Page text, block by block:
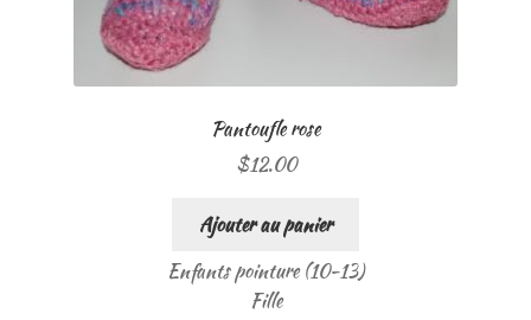
Pantoufle rose
$12.00
Ajouter au panier
Enfants pointure (10-13)
Fille